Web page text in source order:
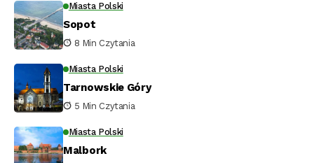
Miasta Polski
Sopot
8 Min Czytania
Miasta Polski
Tarnowskie Góry
5 Min Czytania
Miasta Polski
Malbork